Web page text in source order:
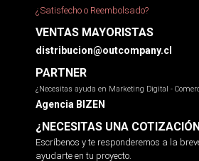
¿Satisfecho o Reembolsado?
VENTAS MAYORISTAS
distribucion@outcompany.cl
PARTNER
¿Necesitas ayuda en Marketing Digital -
Agencia BIZEN
¿NECESITAS UNA
Escríbenos y te responderemos a la
ayudarte en tu proyecto.